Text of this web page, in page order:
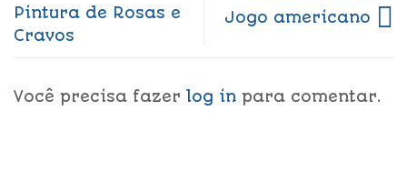
Pintura de Rosas e
Cravos
Jogo americano
Você precisa fazer log in para comentar.